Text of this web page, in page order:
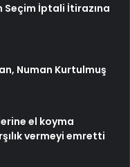
Seçim İptali İtirazına
Numan Kurtulmuş
el koyma
vermeyi emretti